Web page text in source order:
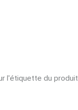
l'étiquette du produit